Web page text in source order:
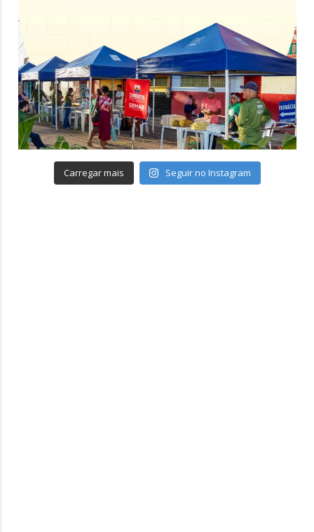
Carregar mais Seguir no Instagram